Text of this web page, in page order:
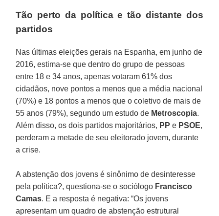
Tão perto da política e tão distante dos
partidos
Nas últimas eleições gerais na Espanha, em junho de
2016, estima-se que dentro do grupo de pessoas
entre 18 e 34 anos, apenas votaram 61% dos
cidadãos, nove pontos a menos que a média nacional
(70%) e 18 pontos a menos que o coletivo de mais de
55 anos (79%), segundo um estudo de Metroscopia.
Além disso, os dois partidos majoritários, PP e PSOE,
perderam a metade de seu eleitorado jovem, durante
a crise.
A abstenção dos jovens é sinônimo de desinteresse
pela política?, questiona-se o sociólogo Francisco
Camas. E a resposta é negativa: “Os jovens
apresentam um quadro de abstenção estrutural